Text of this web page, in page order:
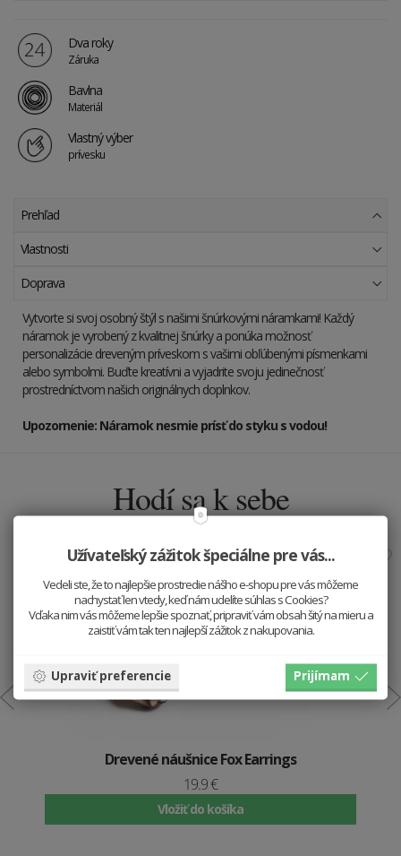
Dva roky
Záruka
Bavlna
Materiál
Vlastný výber
prívesku
Prehľad
Vlastnosti
Doprava
Vytvorte si svoj osobný štýl s našimi šnúrkovými náramkami! Každý
náramok je vyrobený z kvalitnej šnúrky a ponúka možnosť
personalizácie dreveným príveskom s vašimi obľúbenými písmenkami
alebo symbolmi. Buďte kreatívni a vyjadrite svoju jedinečnosť
prostredníctvom našich originálnych doplnkov.
Upozornenie: Náramok nesmie prísť do styku s vodou!
Hodí sa k sebe
Drevené náušnice Fox Earrings
19.9 €
Vložiť do košíka
Užívateľský zážitok špeciálne pre vás...
Vedeli ste, že to najlepšie prostredie nášho e-shopu pre vás môžeme
nachystať len vtedy, keď nám udelíte súhlas s Cookies?
Vďaka nim vás môžeme lepšie spoznať, pripraviť vám obsah šitý na mieru a
zaistiť vám tak ten najlepší zážitok z nakupovania.
Upraviť preferencie Prijímam